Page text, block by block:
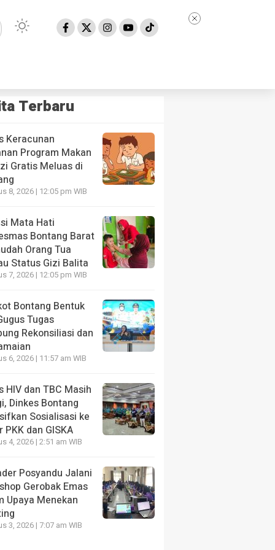
Keracunan Makanan Program Makan Bergizi Gratis
Mata Hati Puskesmas
Barat Permudah Orang
Status Gizi Balita
lalu
Terbaru
Keracunan
Program Makan
Gratis Meluas di
8, 2026 | 12:05 pm WIB
Mata Hati
Bontang Barat
Orang Tua
Status Gizi Balita
7, 2026 | 12:05 pm WIB
Bontang Bentuk
Tugas
Rekonsiliasi dan
6, 2026 | 11:57 am WIB
HIV dan TBC Masih
Dinkes Bontang
Sosialisasi ke
PKK dan GISKA
4, 2026 | 2:51 am WIB
Posyandu Jalani
Gerobak Emas
Upaya Menekan
3, 2026 | 7:07 am WIB